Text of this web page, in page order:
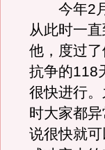
今年2月
从此时一
他，度过
抗争的118
很快进行
时大家都
说很快就